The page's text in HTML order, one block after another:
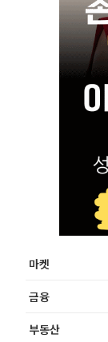
마켓
금융
부동산